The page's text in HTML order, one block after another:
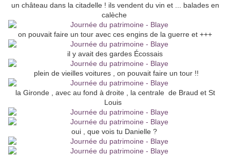
un château dans la citadelle ! ils vendent du vin et ... balades en
calèche
on pouvait faire un tour avec ces engins de la guerre et +++
il y avait des gardes Écossais
plein de vieilles voitures , on pouvait faire un tour !!
la Gironde , avec au fond à droite , la centrale de Braud et St
Louis
oui , que vois tu Danielle ?